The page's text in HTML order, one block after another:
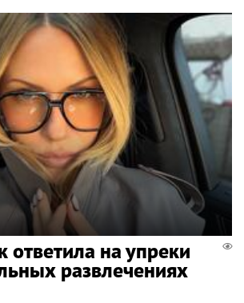
ответила на упреки
развлечениях